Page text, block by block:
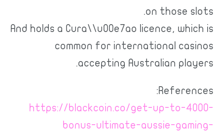
on
And holds a Cura\\u00e7ao licence,
common for international
accepting Australian
https://blackcoin.co/get-up-to-
bonus-ultimate-aussie-